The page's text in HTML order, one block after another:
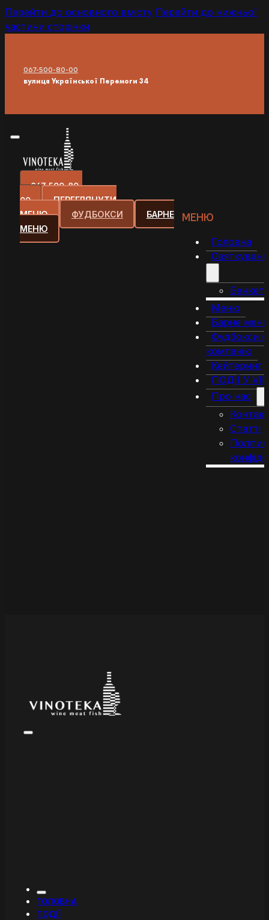
Перейти до основного вмісту Перейти до нижньої
частини сторінки
067-500-80-00
вулиця Української Перемоги 34
067-500-80-
00
ПЕРЕГЛЯНУТИ
МЕНЮ
ФУДБОКСИ
БАРНЕ
МЕНЮ
МЕНЮ
Головна
Меню
Барне
Фудбокси
компанію
Кейтеринг
ПОДІЇ У
Про нас
Статті
ГОЛОВНА
ПОДІЇ